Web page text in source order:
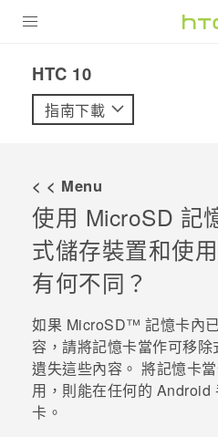
VIVE
配件
VIVERSE
優惠專區
焦點訊息
校園專案
企業採購
銷售門市
銷售通路
支援服務
VIVELAND
HTC 10‎
指南下載
< < Menu
使用 MicroSD 記
式儲存裝置和使
有何不同？
如果 MicroSD™ 記憶卡內
容，請將記憶卡當作可移
遺失這些內容。 將記憶卡
用，則能在任何的 Android
卡。